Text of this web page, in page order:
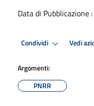
Data di Pubblicazione
Condividi Vedi
Argomenti:
PNRR